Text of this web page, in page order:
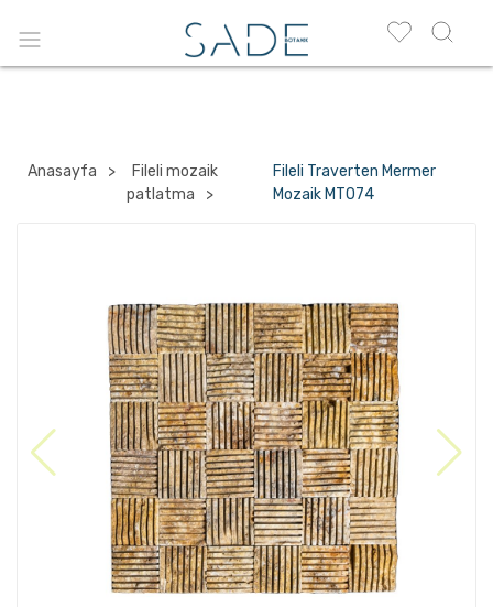
Anasayfa
Fileli mozaik
patlatma
Fileli Traverten Mermer
Mozaik MT074